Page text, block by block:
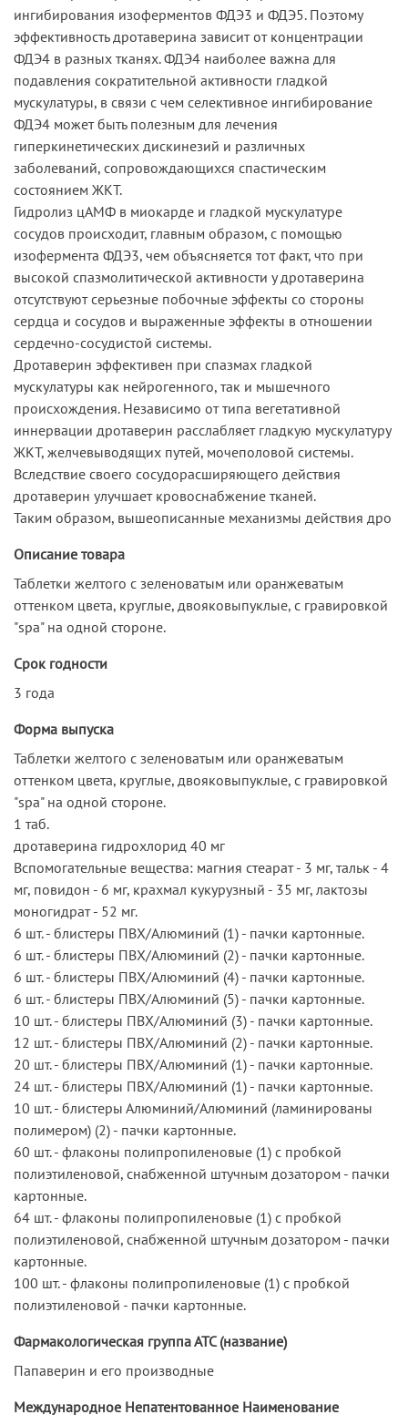
ингибирования изоферментов ФДЭ3 и ФДЭ5. Поэтому
эффективность дротаверина зависит от концентрации
ФДЭ4 в разных тканях. ФДЭ4 наиболее важна для
подавления сократительной активности гладкой
мускулатуры, в связи с чем селективное ингибирование
ФДЭ4 может быть полезным для лечения
гиперкинетических дискинезий и различных
заболеваний, сопровождающихся спастическим
состоянием ЖКТ.
Гидролиз цАМФ в миокарде и гладкой мускулатуре
сосудов происходит, главным образом, с помощью
изофермента ФДЭ3, чем объясняется тот факт, что при
высокой спазмолитической активности у дротаверина
отсутствуют серьезные побочные эффекты со стороны
сердца и сосудов и выраженные эффекты в отношении
сердечно-сосудистой системы.
Дротаверин эффективен при спазмах гладкой
мускулатуры как нейрогенного, так и мышечного
происхождения. Независимо от типа вегетативной
иннервации дротаверин расслабляет гладкую мускулатуру
ЖКТ, желчевыводящих путей, мочеполовой системы.
Вследствие своего сосудорасширяющего действия
дротаверин улучшает кровоснабжение тканей.
Таким образом, вышеописанные механизмы действия дро
Описание товара
Таблетки желтого с зеленоватым или оранжеватым
оттенком цвета, круглые, двояковыпуклые, с гравировкой
"spa" на одной стороне.
Срок годности
3 года
Форма выпуска
Таблетки желтого с зеленоватым или оранжеватым
оттенком цвета, круглые, двояковыпуклые, с гравировкой
"spa" на одной стороне.
1 таб.
дротаверина гидрохлорид 40 мг
Вспомогательные вещества: магния стеарат - 3 мг, тальк - 4
мг, повидон - 6 мг, крахмал кукурузный - 35 мг, лактозы
моногидрат - 52 мг.
6 шт. - блистеры ПВХ/Алюминий (1) - пачки картонные.
6 шт. - блистеры ПВХ/Алюминий (2) - пачки картонные.
6 шт. - блистеры ПВХ/Алюминий (4) - пачки картонные.
6 шт. - блистеры ПВХ/Алюминий (5) - пачки картонные.
10 шт. - блистеры ПВХ/Алюминий (3) - пачки картонные.
12 шт. - блистеры ПВХ/Алюминий (2) - пачки картонные.
20 шт. - блистеры ПВХ/Алюминий (1) - пачки картонные.
24 шт. - блистеры ПВХ/Алюминий (1) - пачки картонные.
10 шт. - блистеры Алюминий/Алюминий (ламинированы
полимером) (2) - пачки картонные.
60 шт. - флаконы полипропиленовые (1) с пробкой
полиэтиленовой, снабженной штучным дозатором - пачки
картонные.
64 шт. - флаконы полипропиленовые (1) с пробкой
полиэтиленовой, снабженной штучным дозатором - пачки
картонные.
100 шт. - флаконы полипропиленовые (1) с пробкой
полиэтиленовой - пачки картонные.
Фармакологическая группа АТС (название)
Папаверин и его производные
Международное Непатентованное Наименование